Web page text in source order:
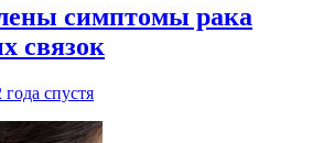
симптомы рака
связок
года спустя